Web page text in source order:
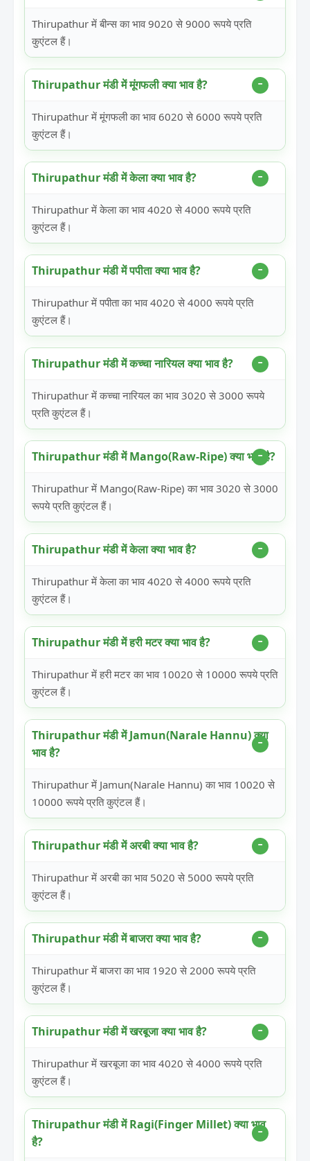
Thirupathur में बीन्स का भाव 9020 से 9000 रूपये प्रति
कुएंटल हैं।
Thirupathur मंडी में मूंगफली क्या भाव है?
Thirupathur में मूंगफली का भाव 6020 से 6000 रूपये प्रति
कुएंटल हैं।
Thirupathur मंडी में केला क्या भाव है?
Thirupathur में केला का भाव 4020 से 4000 रूपये प्रति
कुएंटल हैं।
Thirupathur मंडी में पपीता क्या भाव है?
Thirupathur में पपीता का भाव 4020 से 4000 रूपये प्रति
कुएंटल हैं।
Thirupathur मंडी में कच्चा नारियल क्या भाव है?
Thirupathur में कच्चा नारियल का भाव 3020 से 3000 रूपये
प्रति कुएंटल हैं।
Thirupathur मंडी में Mango(Raw-Ripe) क्या भाव है?
Thirupathur में Mango(Raw-Ripe) का भाव 3020 से 3000
रूपये प्रति कुएंटल हैं।
Thirupathur मंडी में केला क्या भाव है?
Thirupathur में केला का भाव 4020 से 4000 रूपये प्रति
कुएंटल हैं।
Thirupathur मंडी में हरी मटर क्या भाव है?
Thirupathur में हरी मटर का भाव 10020 से 10000 रूपये प्रति
कुएंटल हैं।
Thirupathur मंडी में Jamun(Narale Hannu) क्या
भाव है?
Thirupathur में Jamun(Narale Hannu) का भाव 10020 से
10000 रूपये प्रति कुएंटल हैं।
Thirupathur मंडी में अरबी क्या भाव है?
Thirupathur में अरबी का भाव 5020 से 5000 रूपये प्रति
कुएंटल हैं।
Thirupathur मंडी में बाजरा क्या भाव है?
Thirupathur में बाजरा का भाव 1920 से 2000 रूपये प्रति
कुएंटल हैं।
Thirupathur मंडी में खरबूजा क्या भाव है?
Thirupathur में खरबूजा का भाव 4020 से 4000 रूपये प्रति
कुएंटल हैं।
Thirupathur मंडी में Ragi(Finger Millet) क्या भाव
है?